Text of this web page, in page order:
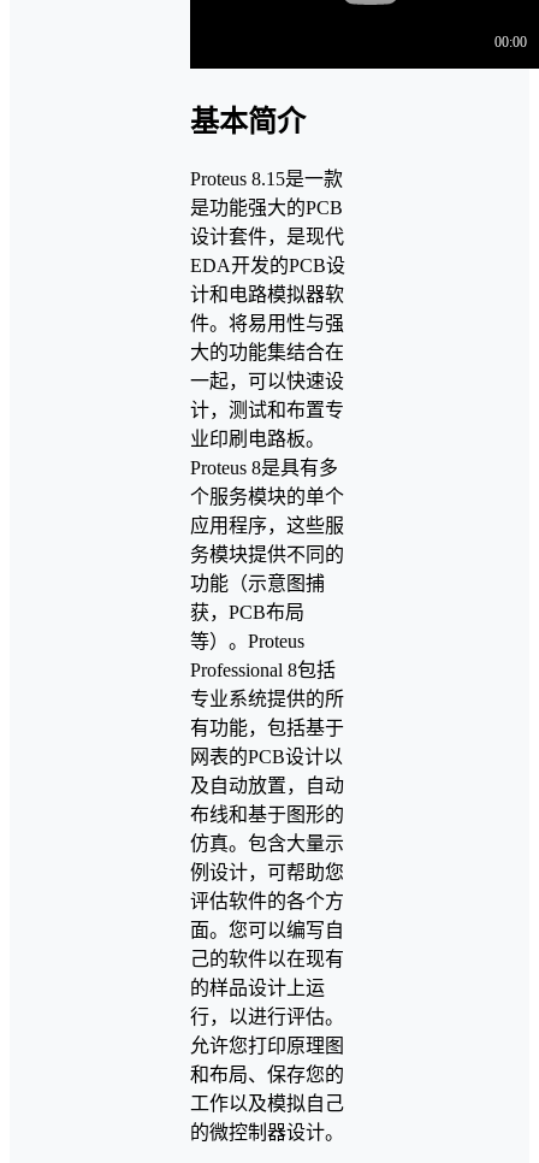
基本简介
Proteus 8.15是一款
是功能强大的PCB
设计套件，是现代
EDA开发的PCB设
计和电路模拟器软
件。将易用性与强
大的功能集结合在
一起，可以快速设
计，测试和布置专
业印刷电路板。
Proteus 8是具有多
个服务模块的单个
应用程序，这些服
务模块提供不同的
功能（示意图捕
获，PCB布局
等）。Proteus
Professional 8包括
专业系统提供的所
有功能，包括基于
网表的PCB设计以
及自动放置，自动
布线和基于图形的
仿真。包含大量示
例设计，可帮助您
评估软件的各个方
面。您可以编写自
己的软件以在现有
的样品设计上运
行，以进行评估。
允许您打印原理图
和布局、保存您的
工作以及模拟自己
的微控制器设计。